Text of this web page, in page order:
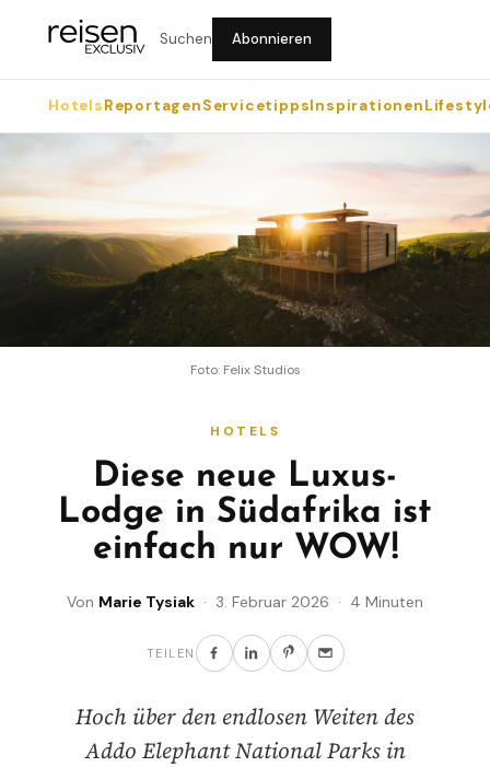
Suchen Abonnieren
HotelsReportagenServicetippsInspirationen
Foto: Felix Studios
HOTELS
Diese neue Luxus-
Lodge in Südafrika ist
einfach nur WOW!
Von Marie Tysiak · 3. Februar 2026 · 4 Minuten
TEILEN
Hoch über den endlosen Weiten des
Addo Elephant National Parks in